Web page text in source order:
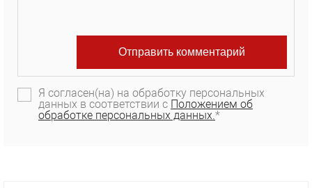
Я согласен(на) на обработку персональных
данных в соответствии с Положением об
обработке персональных данных.*